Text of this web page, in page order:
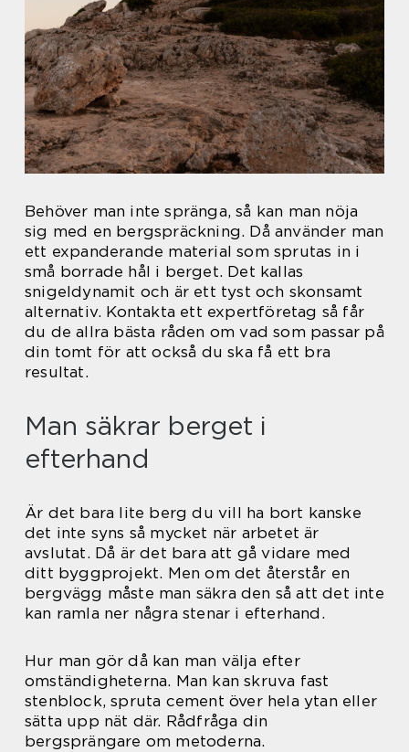
Behöver man inte spränga, så kan man nöja
sig med en bergspräckning. Då använder man
ett expanderande material som sprutas in i
små borrade hål i berget. Det kallas
snigeldynamit och är ett tyst och skonsamt
alternativ. Kontakta ett expertföretag så får
du de allra bästa råden om vad som passar på
din tomt för att också du ska få ett bra
resultat.
Man säkrar berget i
efterhand
Är det bara lite berg du vill ha bort kanske
det inte syns så mycket när arbetet är
avslutat. Då är det bara att gå vidare med
ditt byggprojekt. Men om det återstår en
bergvägg måste man säkra den så att det inte
kan ramla ner några stenar i efterhand.
Hur man gör då kan man välja efter
omständigheterna. Man kan skruva fast
stenblock, spruta cement över hela ytan eller
sätta upp nät där. Rådfråga din
bergsprängare om metoderna.